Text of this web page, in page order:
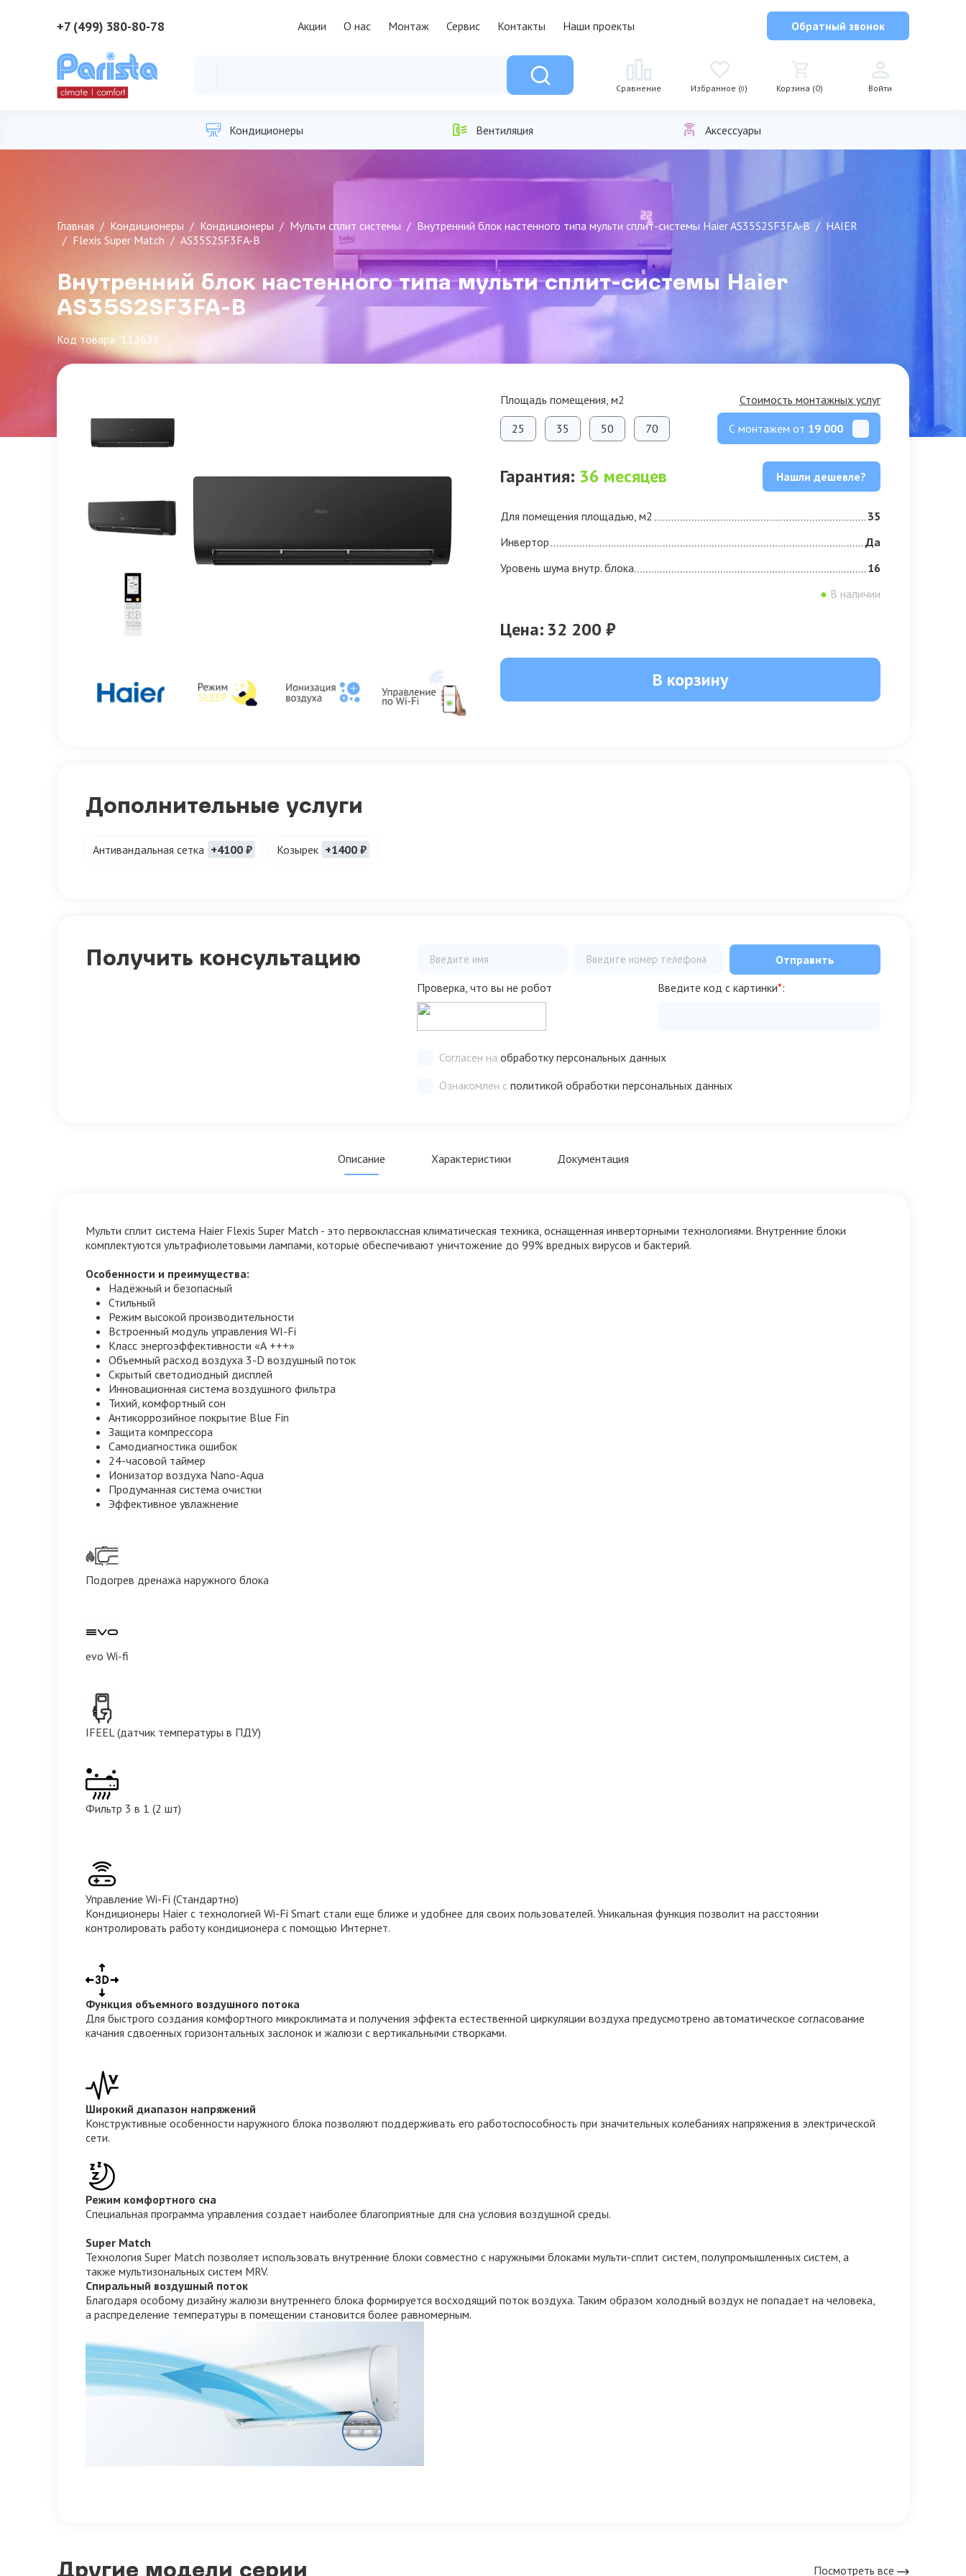
+7 (499) 380-80-78 Акции О нас Монтаж Сервис Контакты Наши проекты Обратный звонок
Сравнение Избранное (0) Корзина (0) Войти
Кондиционеры Вентиляция Аксессуары
Главная Кондиционеры Кондиционеры Мульти сплит системы Внутренний блок настенного типа мульти сплит-сиcтемы Haier AS35S2SF3FA-B
HAIER
Flexis Super Match
AS35S2SF3FA-B
Внутренний блок настенного типа мульти сплит-сиcтемы Haier
AS35S2SF3FA-B
Код товара: 112635
Площадь помещения, м2
25 35 50 70
Стоимость монтажных услуг
С монтажем от 19 000
Гарантия: 36 месяцев Нашли дешевле?
Для помещения площадью, м2
35
Инвертор
Да
Уровень шума внутр. блока
16
● В наличии
Цена: 32 200 ₽
В корзину
Дополнительные услуги
Антивандальная сетка +4100 ₽ Козырек +1400 ₽
Получить консультацию
Отправить
Проверка, что вы не робот
Введите код с картинки*:
Согласен наобработку персональных данных
Ознакомлен сполитикой обработки персональных данных
Описание Характеристики Документация
Мульти сплит система Haier Flexis Super Match - это первоклассная климатическая техника, оснащенная инверторными технологиями. Внутренние блоки
комплектуются ультрафиолетовыми лампами, которые обеспечивают уничтожение до 99% вредных вирусов и бактерий.
Особенности и преимущества:
Надёжный и безопасный
Стильный
Режим высокой производительности
Встроенный модуль управления WI-Fi
Класс энергоэффективности «А +++»
Объемный расход воздуха 3-D воздушный поток
Скрытый светодиодный дисплей
Инновационная система воздушного фильтра
Тихий, комфортный сон
Антикоррозийное покрытие Blue Fin
Защита компрессора
Самодиагностика ошибок
24-часовой таймер
Ионизатор воздуха Nano-Aqua
Продуманная система очистки
Эффективное увлажнение
Подогрев дренажа наружного блока
evo Wi-fi
IFEEL (датчик температуры в ПДУ)
Фильтр 3 в 1 (2 шт)
Управление Wi-Fi (Стандартно)
Кондиционеры Haier с технологией Wi-Fi Smart стали еще ближе и удобнее для своих пользователей. Уникальная функция позволит на расстоянии
контролировать работу кондиционера с помощью Интернет.
Функция объемного воздушного потока
Для быстрого создания комфортного микроклимата и получения эффекта естественной циркуляции воздуха предусмотрено автоматическое согласование
качания сдвоенных горизонтальных заслонок и жалюзи с вертикальными створками.
Широкий диапазон напряжений
Конструктивные особенности наружного блока позволяют поддерживать его работоспособность при значительных колебаниях напряжения в электрической
сети.
Режим комфортного сна
Специальная программа управления создает наиболее благоприятные для сна условия воздушной среды.
Super Match
Технология Super Match позволяет использовать внутренние блоки совместно с наружными блоками мульти-сплит систем, полупромышленных систем, а
также мультизональных систем MRV.
Спиральный воздушный поток
Благодаря особому дизайну жалюзи внутреннего блока формируется восходящий поток воздуха. Таким образом холодный воздух не попадает на человека,
а распределение температуры в помещении становится более равномерным.
Другие модели серии Посмотреть все